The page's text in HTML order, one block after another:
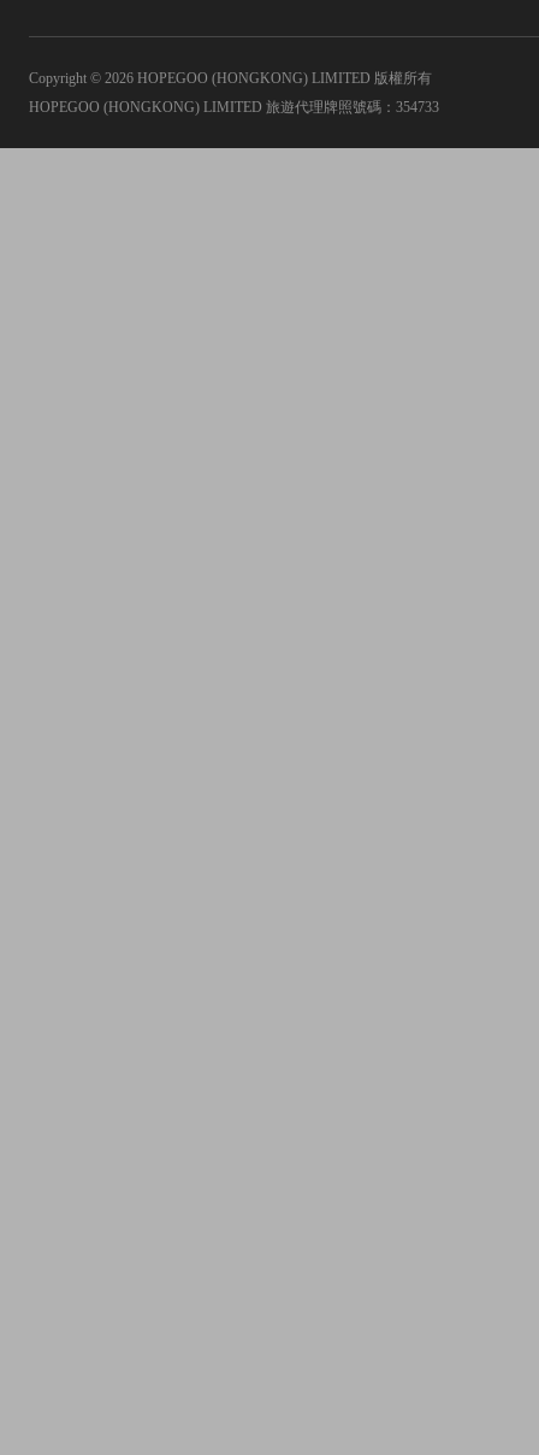
Copyright © 2026 HOPEGOO (HONGKONG) LIMITED 版權所有
HOPEGOO (HONGKONG) LIMITED 旅遊代理牌照號碼：354733